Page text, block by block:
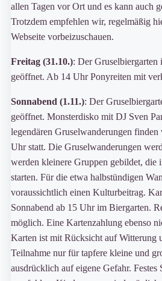
allen Tagen vor Ort und es kann auch
Trotzdem empfehlen wir, regelmäßig
Webseite vorbeizuschauen.
Freitag (31.10.): Der
geöffnet. Ab 14 Uhr Ponyreiten mit
Sonnabend (1.11.): Der
geöffnet. Monsterdisko mit DJ Sven
legendären Gruselwanderungen
Uhr statt. Die Gruselwanderungen
werden kleinere Gruppen gebildet, die
starten. Für die etwa halbstündigen
voraussichtlich einen Kulturbeitrag.
Sonnabend ab 15 Uhr im Biergarten.
möglich. Eine Kartenzahlung ebenso
Karten ist mit Rücksicht auf Witterung
Teilnahme nur für tapfere kleine und
ausdrücklich auf eigene Gefahr.